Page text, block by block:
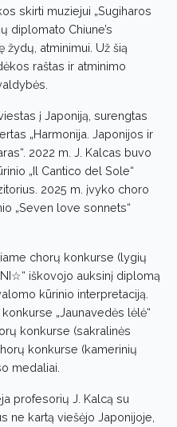
skirti muziejui „Sugiharos
diplomato Chiune’s
žydų, atminimui. Už šią
raštas ir atminimo
į Japoniją, surengtas
„Harmonija. Japonijos ir
2022 m. J. Kalcas buvo
„Il Cantico del Sole“
2025 m. įvyko choro
„Seven love sonnets“
chorų konkurse (lygių
iškovojo auksinį diplomą
kūrinio interpretaciją.
„Jaunavedės lėlė“
konkurse (sakralinės
konkurse (kamerinių
medaliai.
profesorių J. Kalcą su
ne kartą viešėjo Japonijoje,